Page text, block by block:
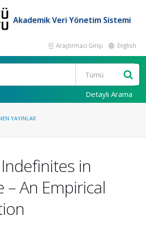
Akademik Veri Yönetim Sistemi
Araştırmacı Girişi English
Detaylı Arama
YAYINLAR
in
– An Empirical